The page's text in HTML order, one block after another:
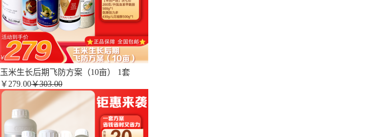
玉米生长后期飞防方案（10亩） 1套
￥ 279.00￥303.00